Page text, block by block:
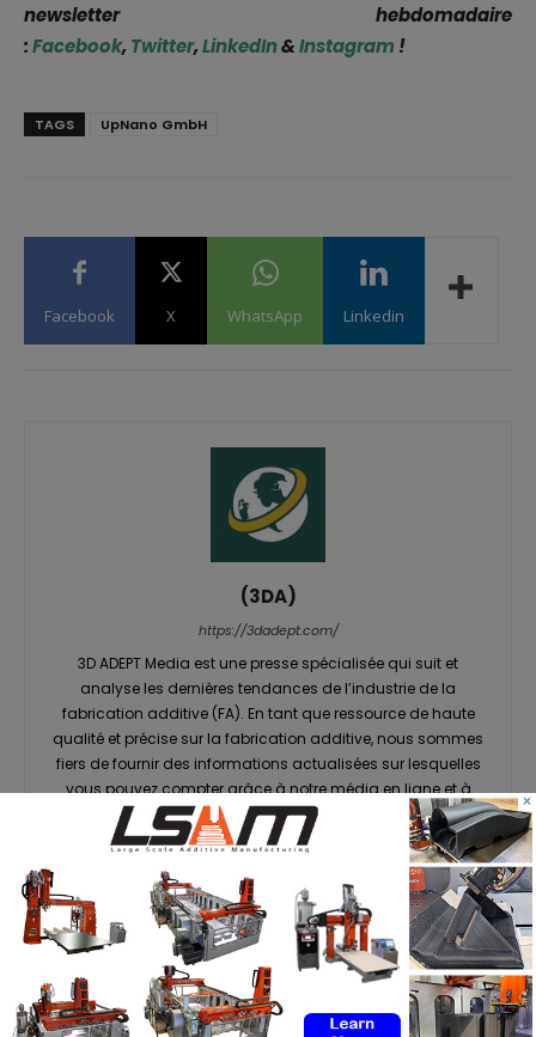
newsletter hebdomadaire
:Facebook,Twitter,LinkedIn&Instagram !
TAGS UpNano GmbH
Facebook X WhatsApp Linkedin
(3DA)
https://3dadept.com/
3D ADEPT Media est une presse spécialisée qui suit et
analyse les dernières tendances de l’industrie de la
fabrication additive (FA). En tant que ressource de haute
qualité et précise sur la fabrication additive, nous sommes
fiers de fournir des informations actualisées sur lesquelles
vous pouvez compter grâce à notre média en ligne et à
notre magazine imprimé et numérique interactif 3D ADEPT
Mag. Les contenus de 3D ADEPT sont disponibles en anglais
RELATED ARTICLES MORE FROM AUTHOR
×